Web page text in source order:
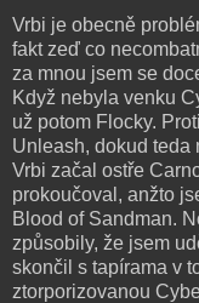
Vrbi je obecně
fakt zeď co
za mnou jsem se
Když nebyla venku
už potom Flocky.
Unleash, dokud teda
Vrbi začal ostře
prokoučoval, anžto
Blood of Sandman.
způsobily, že jsem
skončil s tapírama v
ztorporizovanou